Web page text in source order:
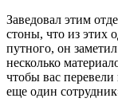
Заведовал этим
стоны, что из этих
путного, он
несколько
чтобы вас
еще один